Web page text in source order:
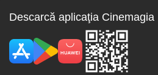
Descarcă aplicaţia Cinemagia